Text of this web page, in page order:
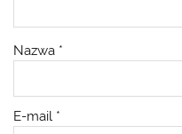
Nazwa *
E-mail *